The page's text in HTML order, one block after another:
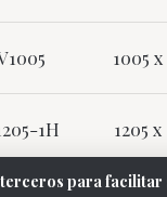
para
1005
1H 1205